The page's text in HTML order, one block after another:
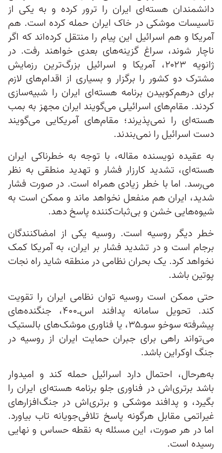
دانشمندان هسته‌ای ایران را ترور کرده و به یکی از
تاسیسات موشکی در خاک ایران حمله کرده است. هم
آمریکا و هم اسرائیل این پیام را منتقل کرده‌اند که اگر
ناچار شوند، سراغ گزینه‌های بعدی خواهند رفت. در
ژانویه ۲۰۲۳، آمریکا و اسرائیل بزرگ‌ترین رزمایش
مشترک دو کشور را برگزار و بسیاری از اقدام‌های لازم
برای درهم‌کوبیدن برنامه هسته‌ای ایران را شبیه‌سازی
کردند. مقام‌های اسرائیلی می‌گویند ایران مجهز به بمب
هسته‌ای را نمی‌پذیرند؛ مقام‌های آمریکایی می‌گویند
دست اسرائیل را نمی‌بندند.
به عقیده نویسنده مقاله، با توجه به خطرناکی ایران
هسته‌ای، تشدید کارزار فشار و تهدید منطقی به نظر
می‌رسد. اما با خطر زیادی همراه است. در صورت فشار
شدید، ایران هم منفعل نخواهد ماند و ممکن است به
شیوه‌هایی خشن و بی‌ثبات‌کننده پاسخ دهد.
خطر دیگر روسیه است. روسیه یکی از امضاکنندگان
برجام است و در تشدید فشار بر ایران، به آمریکا کمک
نخواهد کرد. یک بحران نظامی در منطقه شاید راه نجات
پوتین باشد.
حتی ممکن است روسیه توان نظامی ایران را تقویت
کند. تحویل سامانه پدافند اس‌ـ‌۴۰۰، جنگنده‌های
پیشرفته سوخو سو‌ـ‌۳۵، یا فناوری موشک‌های بالستیک
می‌تواند راهی برای جبران حمایت ایران از روسیه در
جنگ اوکراین باشد.
به‌هر‌حال، احتمال دارد اسرائیل حمله کند و امیدوار
باشد برتری‌اش در فناوری جلو برنامه هسته‌ای ایران را
بگیرد، و پدافند موشکی و برتری‌اش در جنگ‌افزارهای
غیراتمی مقابل هرگونه پاسخ تلافی‌جویانه تاب بیاورد.
اما در هر صورت، این مسئله به نقطه حساس و نهایی
رسیده است.